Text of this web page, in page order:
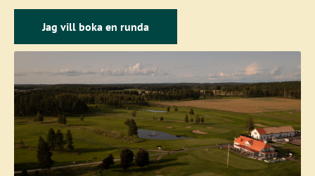
Jag vill boka en runda